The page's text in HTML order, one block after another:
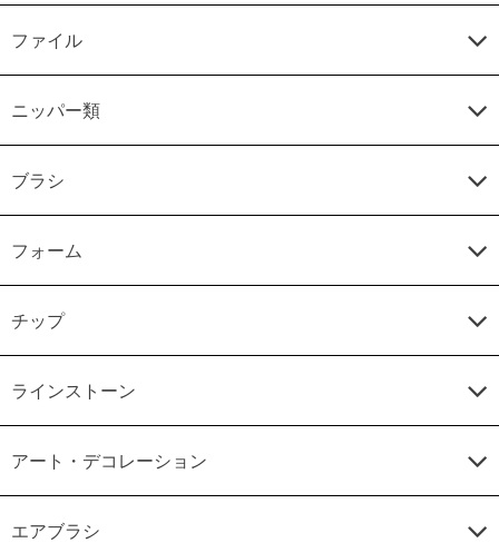
ファイル
ニッパー類
ブラシ
フォーム
チップ
ラインストーン
アート・デコレーション
エアブラシ